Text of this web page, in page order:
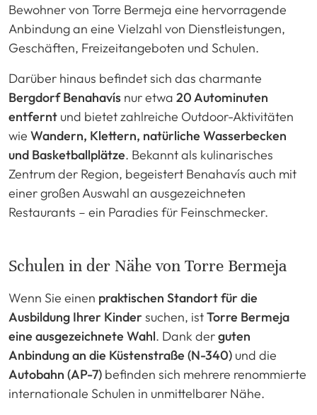
Bewohner von Torre Bermeja eine hervorragende
Anbindung an eine Vielzahl von Dienstleistungen,
Geschäften, Freizeitangeboten und Schulen.
Darüber hinaus befindet sich das charmante
Bergdorf Benahavís nur etwa 20 Autominuten
entfernt und bietet zahlreiche Outdoor-Aktivitäten
wie Wandern, Klettern, natürliche Wasserbecken
und Basketballplätze. Bekannt als kulinarisches
Zentrum der Region, begeistert Benahavís auch mit
einer großen Auswahl an ausgezeichneten
Restaurants – ein Paradies für Feinschmecker.
Schulen in der Nähe von Torre Bermeja
Wenn Sie einen praktischen Standort für die
Ausbildung Ihrer Kindersuchen, istTorre Bermeja
eine ausgezeichnete Wahl. Dank derguten
Anbindung an die Küstenstraße (N-340) und die
Autobahn (AP-7) befinden sich mehrere renommierte
internationale Schulen in unmittelbarer Nähe.